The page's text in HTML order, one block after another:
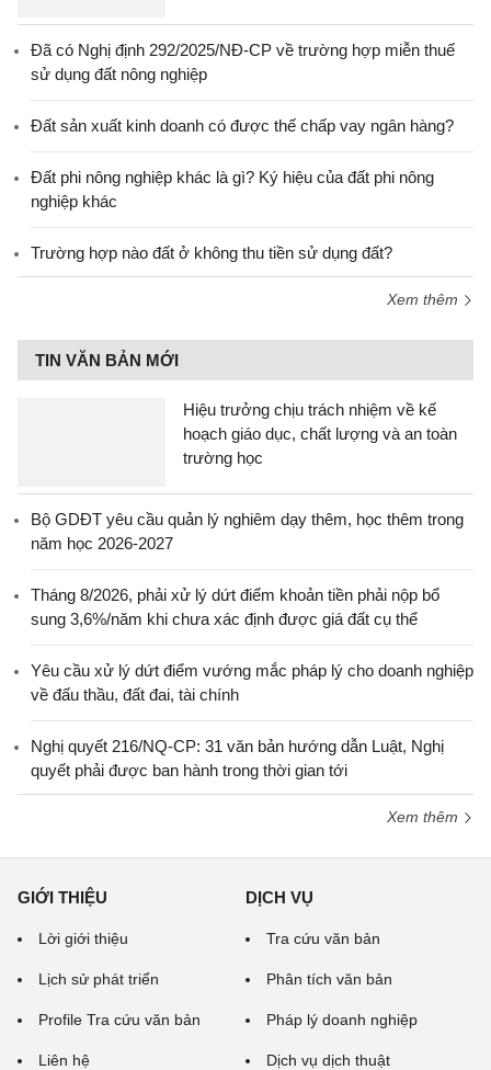
Đã có Nghị định 292/2025/NĐ-CP về trường hợp miễn thuế
sử dụng đất nông nghiệp
Đất sản xuất kinh doanh có được thế chấp vay ngân hàng?
Đất phi nông nghiệp khác là gì? Ký hiệu của đất phi nông
nghiệp khác
Trường hợp nào đất ở không thu tiền sử dụng đất?
Xem thêm
TIN VĂN BẢN MỚI
Hiệu trưởng chịu trách nhiệm về kế
hoạch giáo dục, chất lượng và an toàn
trường học
Bộ GDĐT yêu cầu quản lý nghiêm dạy thêm, học thêm trong
năm học 2026-2027
Tháng 8/2026, phải xử lý dứt điểm khoản tiền phải nộp bổ
sung 3,6%/năm khi chưa xác định được giá đất cụ thể
Yêu cầu xử lý dứt điểm vướng mắc pháp lý cho doanh nghiệp
về đấu thầu, đất đai, tài chính
Nghị quyết 216/NQ-CP: 31 văn bản hướng dẫn Luật, Nghị
quyết phải được ban hành trong thời gian tới
Xem thêm
GIỚI THIỆU
Lời giới thiệu
Lịch sử phát triển
Profile Tra cứu văn bản
Liên hệ
DỊCH VỤ
Tra cứu văn bản
Phân tích văn bản
Pháp lý doanh nghiệp
Dịch vụ dịch thuật